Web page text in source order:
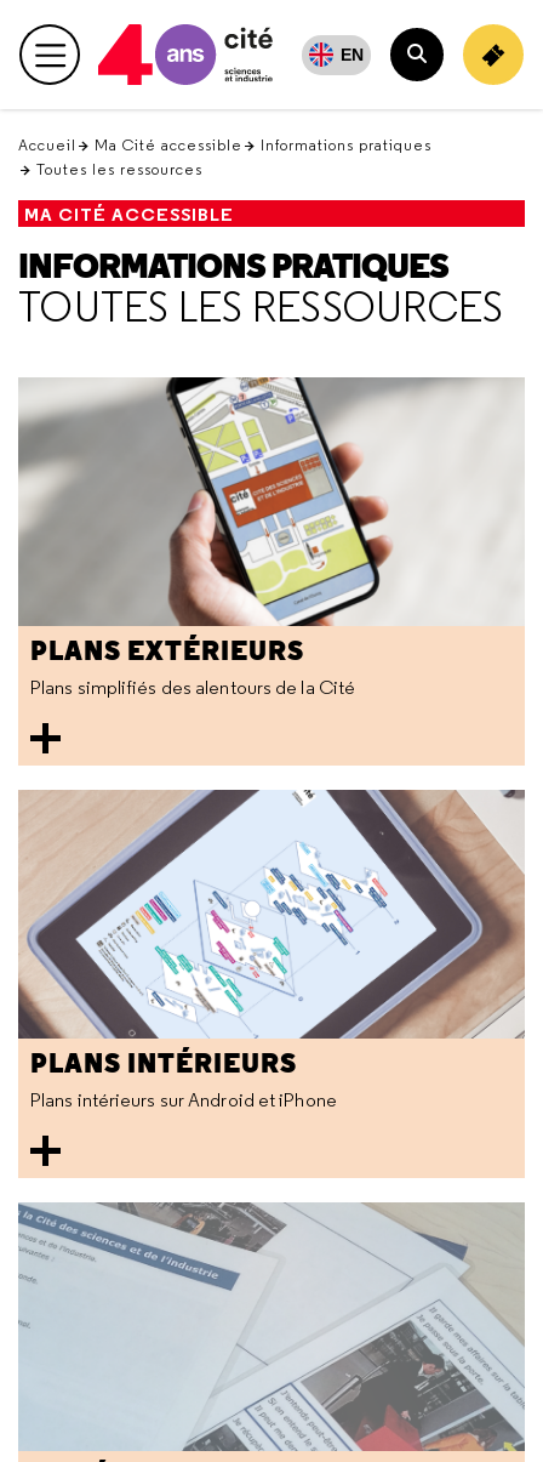
en
haut Menu principal EN
Rechercher
Accueil Ma Cité accessible
Informations pratiques
Toutes les ressources
MA CITÉ ACCESSIBLE
INFORMATIONS PRATIQUES
TOUTES LES RESSOURCES
PLANS EXTÉRIEURS
Plans simplifiés des alentours de la Cité
PLANS INTÉRIEURS
Plans intérieurs sur Android et iPhone